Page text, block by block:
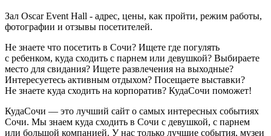
Зал Oscar Event Hall - адрес, цены, как пройти, режим работы,
фотографии и отзывы посетителей.
Не знаете что посетить в Сочи? Ищете где погулять
с ребенком, куда сходить с парнем или девушкой? Выбираете
место для свидания? Ищете развлечения на выходные?
Интересуетесь активным отдыхом? Посещаете выставки?
Не знаете куда сходить на корпоратив? КудаСочи поможет!
КудаСочи — это лучший сайт о самых интересных событиях
Сочи. Мы знаем куда сходить в Сочи с девушкой, с парнем
или большой компанией. У нас только лучшие события, музеи